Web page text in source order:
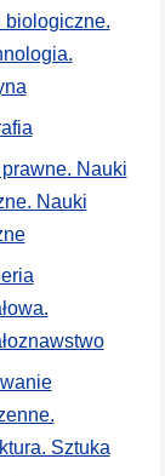
Nauki
Nauki
Sztuka